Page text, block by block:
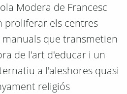
Modera de Francesc
proliferar els centres
que transmetien
de l'art d'educar i un
a l'aleshores quasi
religiós